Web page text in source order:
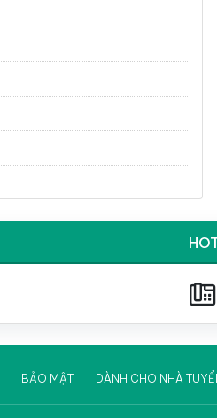
BẢO MẬT DÀNH CHO NHÀ